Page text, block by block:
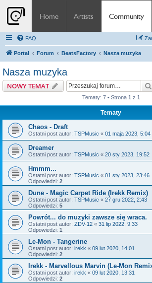
Home Artists Community
FAQ
Portal Forum BeatsFactory Nasza muzyka
Nasza muzyka
NOWY TEMAT
Tematy: 7 • Strona 1 z 1
Tematy
Chaos - Draft
Ostatni post autor: TSPMusic « 01 maja 2023, 5:04
Dreamer
Ostatni post autor: TSPMusic « 20 sty 2023, 19:52
Hmmm...
Ostatni post autor: TSPMusic « 01 sty 2023, 23:46
Odpowiedzi: 2
Dune - Magic Carpet Ride (Irekk Remix)
Ostatni post autor: TSPMusic « 27 gru 2022, 2:43
Odpowiedzi: 5
Powrót... do muzyki zawsze się wraca.
Ostatni post autor: ZDV-12 « 31 lip 2022, 9:33
Odpowiedzi: 1
Le-Mon - Tangerine
Ostatni post autor: irekk « 09 lut 2020, 14:01
Odpowiedzi: 2
Irekk - Marvellous Marvin (Le-Mon
Ostatni post autor: irekk « 09 lut 2020, 13:31
Odpowiedzi: 2